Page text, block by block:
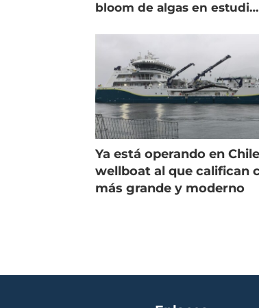
bloom de algas en estudio
Ya está operando en
wellboat al que califican
más grande y moderno